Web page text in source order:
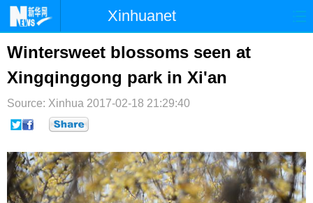
Xinhuanet
首页 时政
台湾 财经 法治
纪检 体育 科技
文娱
博客 微博
Wintersweet blossoms seen at
Xingqinggong park in Xi'an
Source: Xinhua 2017-02-18 21:29:40